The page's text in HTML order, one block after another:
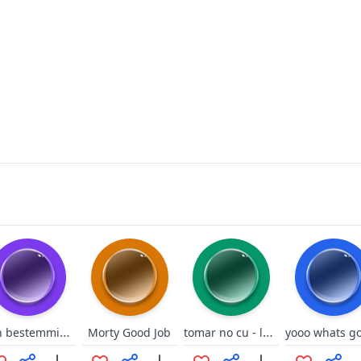
Non bestemmiare! Morty Good Job tomar no cu - luccas neto